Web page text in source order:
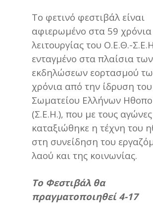
Το φετινό φεστιβάλ είναι
αφιερωμένο στα 59 χρόνια
λειτουργίας του Ο.Ε.Θ.-
ενταγμένο στα πλαίσια των
εκδηλώσεων εορτασμού
χρόνια από την ίδρυση του
Σωματείου Ελλήνων
(Σ.Ε.Η.), που με τους
καταξιώθηκε η τέχνη του
στη συνείδηση του
λαού και της κοινωνίας.
Το Φεστιβάλ θα
πραγματοποιηθεί 4-17